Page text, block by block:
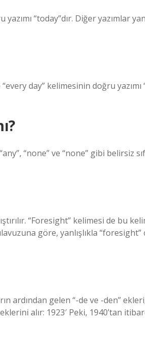
“today”dır. Diğer yazımlar
day” kelimesinin doğru
“none” ve “none” gibi belirsiz
“Foresight” kelimesi de bu
göre, yanlışlıkla
ardından gelen “-de ve -den”
alır: 1923′ Peki, 1940’tan